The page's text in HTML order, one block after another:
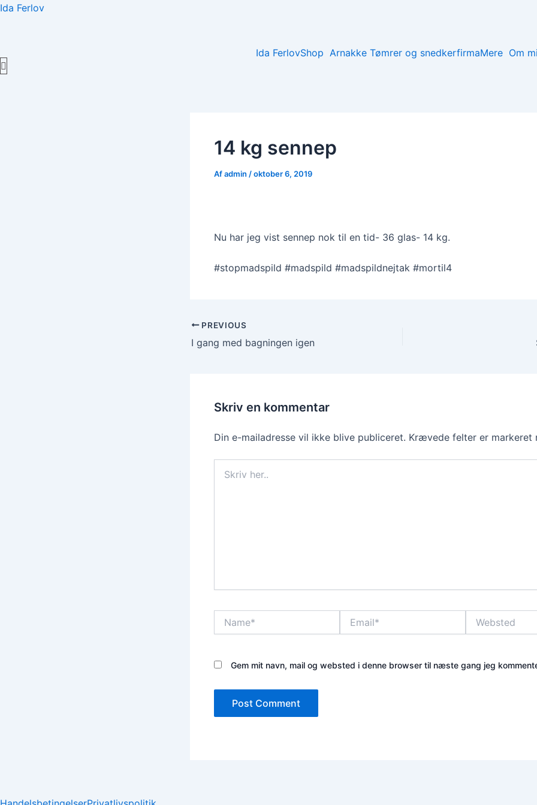
Gå
Ida Ferlov
Ida FerlovShop Arnakke Tømrer og snedkerfirmaMere Om
14 kg sennep
Afadmin /oktober 6, 2019
Nu har jeg vist sennep nok til en tid- 36 glas- 14 kg.
#stopmadspild #madspild #madspildnejtak #mortil4
PREVIOUS
I gang med bagningen igen
Skriv en kommentar
Din e-mailadresse vil ikke blive publiceret. Krævede felter er markeret
her..
Gem mit navn, mail og websted i denne browser til næste gang jeg